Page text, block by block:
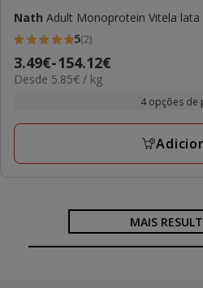
Nath Adult Monoprotein Vitela lata
5
estrelas
com
avaliações
5(2)
Preço
de
a
3.49€-154.12€
5.85€
Desde 5.85€ / kg
4 opções de
MAIS